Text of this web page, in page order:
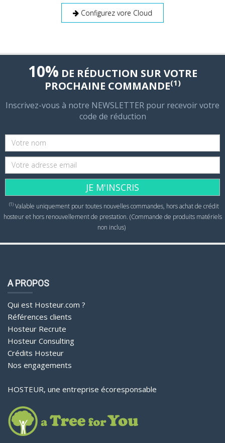
Configurez vore Cloud
10% DE RÉDUCTION SUR VOTRE
PROCHAINE COMMANDE(1)
Inscrivez-vous à notre NEWSLETTER pour recevoir votre
code de réduction
JE M'INSCRIS
(1)Valable uniquement pour toutes nouvelles commandes, hors achat de crédit
hosteur et hors renouvellement de prestation. (Commande de produits matériels
non inclus)
A PROPOS
Qui est Hosteur.com ?
Références clients
Hosteur Recrute
Hosteur Consulting
Crédits Hosteur
Nos engagements
HOSTEUR, une entreprise écoresponsable